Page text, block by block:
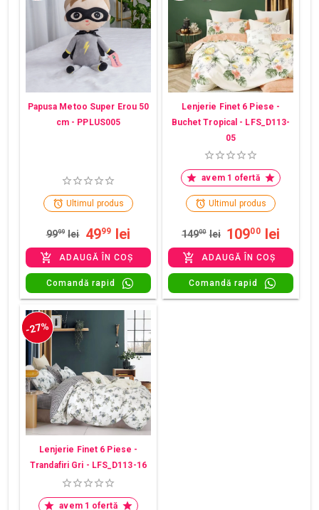
Papusa Metoo Super Erou 50
cm - PPLUS005
Ultimul produs
9999 lei 4999 lei
ADAUGĂ ÎN COȘ
Comandă rapid
Lenjerie Finet 6 Piese -
Buchet Tropical - LFS_D113-
05
avem 1 ofertă
Ultimul produs
14900 lei 10900 lei
ADAUGĂ ÎN COȘ
Comandă rapid
-27%
Lenjerie Finet 6 Piese -
Trandafiri Gri - LFS_D113-16
avem 1 ofertă